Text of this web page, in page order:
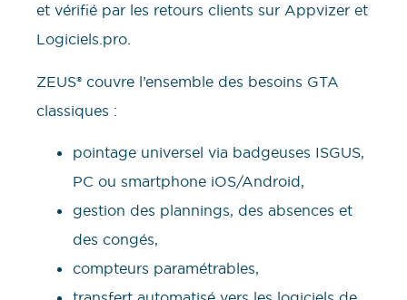
et vérifié par les retours clients sur Appvizer et
Logiciels.pro.
ZEUS® couvre l’ensemble des besoins GTA
classiques :
pointage universel via badgeuses ISGUS,
PC ou smartphone iOS/Android,
gestion des plannings, des absences et
des congés,
compteurs paramétrables,